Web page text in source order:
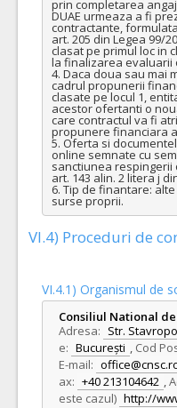
prin completarea
DUAE urmeaza a fi
contractante,
art. 205 din Legea 99/
clasat pe primul loc in
la finalizarea evaluarii
4. Daca doua sau mai
cadrul propunerii
clasate pe locul 1,
acestor ofertanti o
care contractul va fi
propunere financiara
5. Oferta si
online semnate cu
sanctiunea respingerii
art. 143 alin. 2 litera j
6. Tip de finantare:
surse proprii.
VI.4) Proceduri de
VI.4.1) Organismul de
Consiliul National
Adresa: Str.
e: București , Cod
E-mail:
ax: +40 213104642 ,
este cazul) http://